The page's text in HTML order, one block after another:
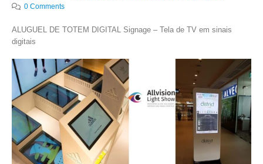
0 Comments
ALUGUEL DE TOTEM DIGITAL Signage – Tela de TV em sinais
digitais